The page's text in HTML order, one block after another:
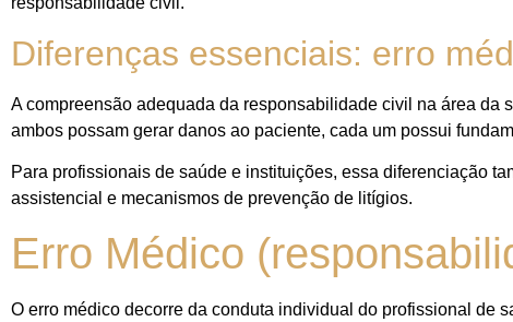
Diferenças essenciais: erro
A compreensão adequada da responsabilidade civil na área da
ambos possam gerar danos ao paciente, cada um possui
Para profissionais de saúde e instituições, essa diferenciação
assistencial e mecanismos de prevenção de litígios.
Erro Médico
O erro médico decorre da conduta individual do profissional de